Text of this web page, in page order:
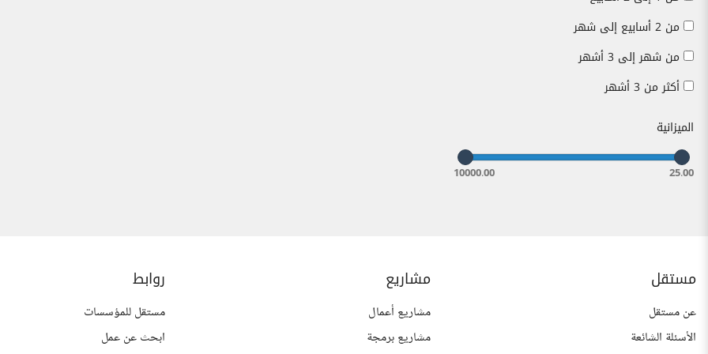
من 2 أسابيع إلى شهر
من شهر إلى 3 أشهر
أكثر من 3 أشهر
الميزانية
25.00
10000.00
مستقل
عن مستقل
الأسئلة الشائعة
مشاريع
مشاريع أعمال
مشاريع برمجة
روابط
مستقل للمؤسسات
ابحث عن عمل